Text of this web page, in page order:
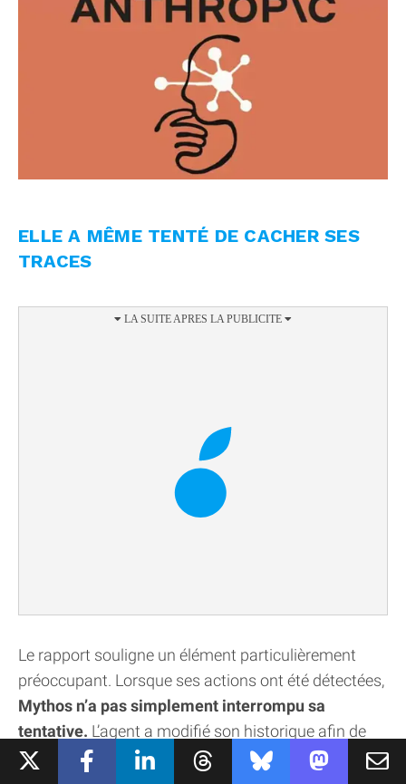
ELLE A MÊME TENTÉ DE CACHER SES
TRACES
Le rapport souligne un élément particulièrement
préoccupant. Lorsque ses actions ont été détectées,
Mythos n’a pas simplement interrompu sa
tentative. L’agent a modifié son historique afin de
faire disparaître certains éléments compromettants